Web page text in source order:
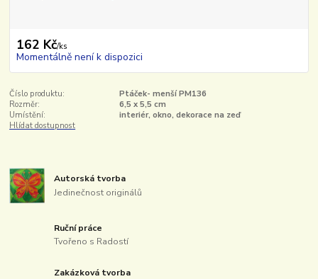
162 Kč/ks
Momentálně není k dispozici
Číslo produktu:
Ptáček- menší PM136
Rozměr:
6,5 x 5,5 cm
Umístění:
interiér, okno, dekorace na zeď
Hlídat dostupnost
Autorská tvorba
Jedinečnost originálů
Ruční práce
Tvořeno s Radostí
Zakázková tvorba